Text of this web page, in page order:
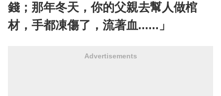
錢；那年冬天，你的父親去幫人做棺
材，手都凍傷了，流著血......」
Advertisements